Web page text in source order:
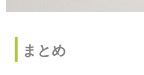
まとめ